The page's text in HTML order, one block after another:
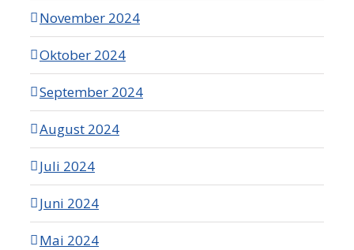
November 2024
Oktober 2024
September 2024
August 2024
Juli 2024
Juni 2024
Mai 2024